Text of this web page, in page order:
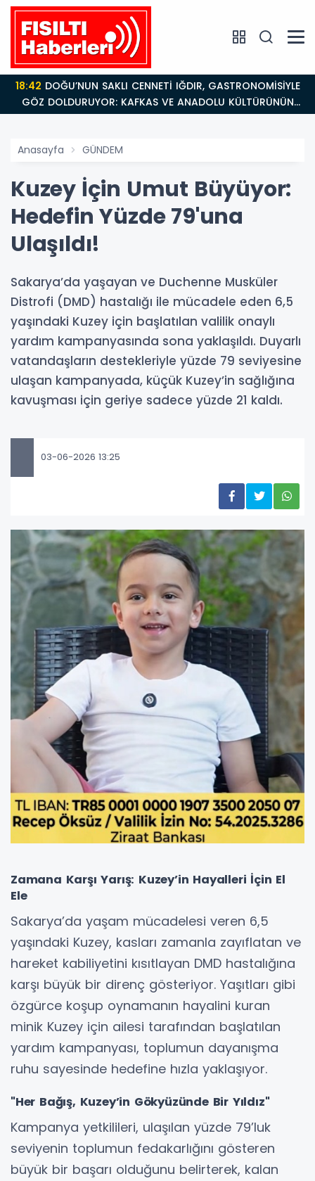
18:42
GÖZ DOLDURUYOR: KAFKAS VE ANADOLU KÜLTÜRÜNÜN
BULUŞMA NOKTASI
Anasayfa GÜNDEM
Kuzey İçin Umut Büyüyor:
Hedefin Yüzde 79'una
Ulaşıldı!
Sakarya’da yaşayan ve Duchenne Musküler
Distrofi (DMD) hastalığı ile mücadele eden 6,5
yaşındaki Kuzey için başlatılan valilik onaylı
yardım kampanyasında sona yaklaşıldı. Duyarlı
vatandaşların destekleriyle yüzde 79 seviyesine
ulaşan kampanyada, küçük Kuzey’in sağlığına
kavuşması için geriye sadece yüzde 21 kaldı.
03-06-2026 13:25
Zamana Karşı Yarış: Kuzey’in Hayalleri İçin El
Ele
Sakarya’da yaşam mücadelesi veren 6,5
yaşındaki Kuzey, kasları zamanla zayıflatan ve
hareket kabiliyetini kısıtlayan DMD hastalığına
karşı büyük bir direnç gösteriyor. Yaşıtları gibi
özgürce koşup oynamanın hayalini kuran
minik Kuzey için ailesi tarafından başlatılan
yardım kampanyası, toplumun dayanışma
ruhu sayesinde hedefine hızla yaklaşıyor.
"Her Bağış, Kuzey’in Gökyüzünde Bir Yıldız"
Kampanya yetkilileri, ulaşılan yüzde 79’luk
seviyenin toplumun fedakarlığını gösteren
büyük bir başarı olduğunu belirterek, kalan